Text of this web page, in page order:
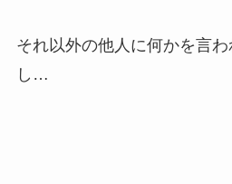
それ以外の他人に何かを言
し…